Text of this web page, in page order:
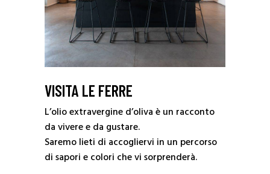
VISITA LE FERRE
L’olio extravergine d’oliva è un racconto
da vivere e da gustare.
Saremo lieti di accogliervi in un percorso
di sapori e colori che vi sorprenderà.